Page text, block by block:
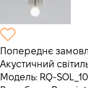
Попереднє
Акустичний
Модель: RQ-